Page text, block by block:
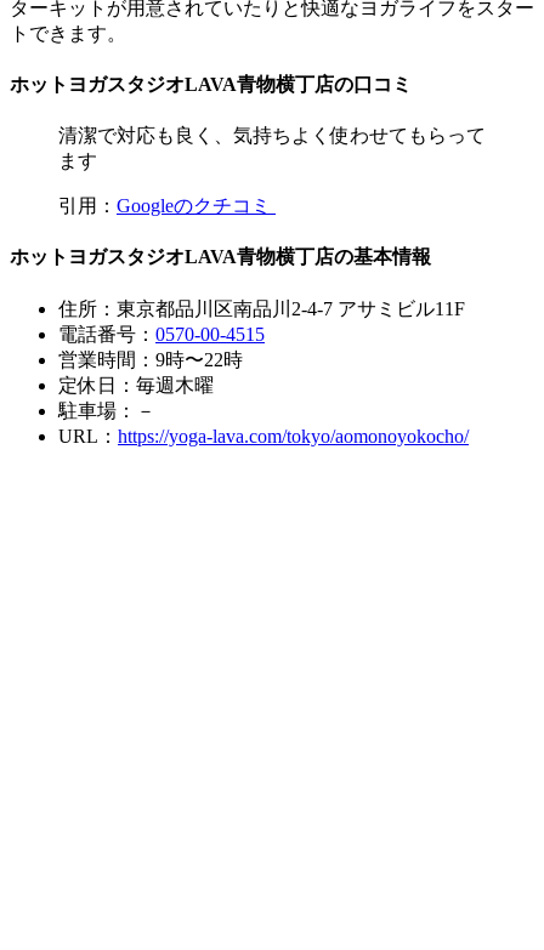
ターキットが用意されていたりと快適なヨガライフをスター
トできます。
ホットヨガスタジオLAVA青物横丁店の口コミ
清潔で対応も良く、気持ちよく使わせてもらって
ます
引用： Googleのクチコミ
ホットヨガスタジオLAVA青物横丁店の基本情報
住所：東京都品川区南品川2-4-7 アサミビル11F
電話番号： 0570-00-4515
営業時間：9時〜22時
定休日：毎週木曜
駐車場：－
URL： https://yoga-lava.com/tokyo/aomonoyokocho/